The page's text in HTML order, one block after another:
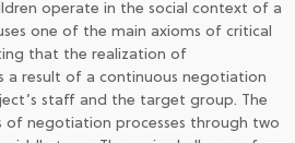
operate in the social context of a
one of the main axioms of critical
that the realization of
a result of a continuous negotiation
staff and the target group. The
of negotiation processes through two